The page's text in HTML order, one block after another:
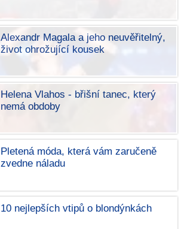
Alexandr Magala a jeho neuvěřitelný,
život ohrožující kousek
Helena Vlahos - břišní tanec, který
nemá obdoby
Pletená móda, která vám zaručeně
zvedne náladu
10 nejlepších vtipů o blondýnkách